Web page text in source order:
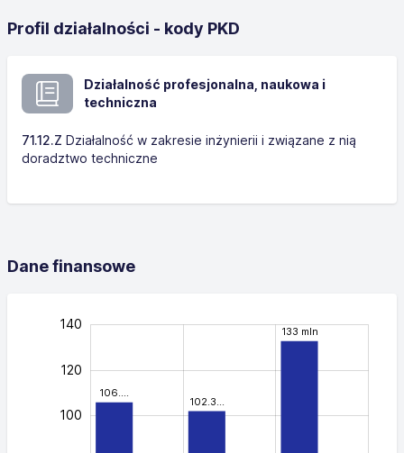
Profil działalności - kody PKD
Działalność profesjonalna, naukowa i
techniczna
71.12.Z Działalność w zakresie inżynierii i związane z nią
doradztwo techniczne
Dane finansowe
106.…
102.3…
133 mln
100
120
140